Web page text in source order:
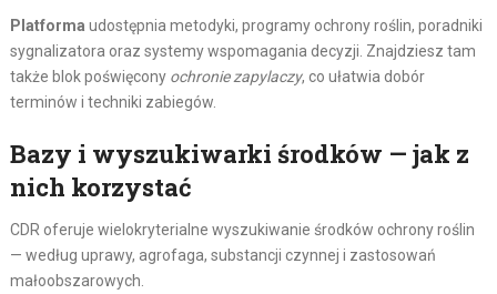
Platforma udostępnia metodyki, programy ochrony roślin, poradniki
sygnalizatora oraz systemy wspomagania decyzji. Znajdziesz tam
także blok poświęcony ochronie zapylaczy, co ułatwia dobór
terminów i techniki zabiegów.
Bazy i wyszukiwarki środków — jak z
nich korzystać
CDR oferuje wielokryterialne wyszukiwanie środków ochrony roślin
— według uprawy, agrofaga, substancji czynnej i zastosowań
małoobszarowych.